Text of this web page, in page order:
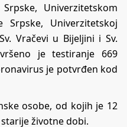
Univerzitetskom
Srpske, Univerzitetskoj
Vračevi u Bijeljini i Sv.
je testiranje 669
je potvrđen kod
osobe, od kojih je 12
životne dobi.